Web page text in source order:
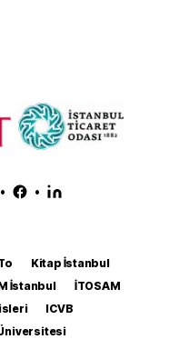
• •
Kitap İstanbul
İstanbul
İTOSAM
ICVB